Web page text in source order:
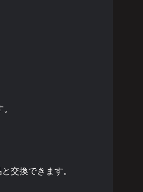
交換できます。